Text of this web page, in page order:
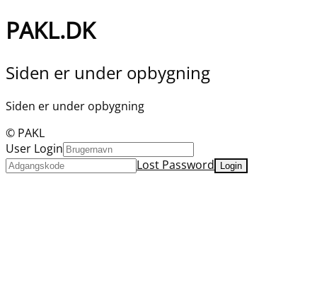
PAKL.DK
Siden er under opbygning
Siden er under opbygning
© PAKL
User Login
Lost Password